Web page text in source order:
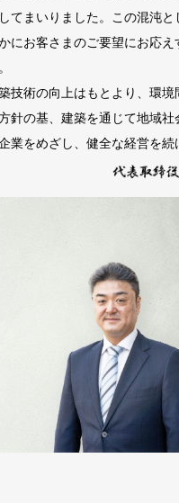
てまいりました。この混沌
にお客さまのご要望にお応
技術の向上はもとより、環境
針の基、建築を通じて地域
業をめざし、健全な経営を続